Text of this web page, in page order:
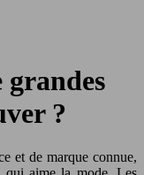
grandes
?
et de marque connue,